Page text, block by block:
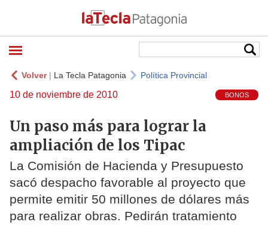
Volver| La Tecla Patagonia Política Provincial
10 de noviembre de 2010 BONOS
Un paso más para lograr la
ampliación de los Tipac
La Comisión de Hacienda y Presupuesto
sacó despacho favorable al proyecto que
permite emitir 50 millones de dólares más
para realizar obras. Pedirán tratamiento